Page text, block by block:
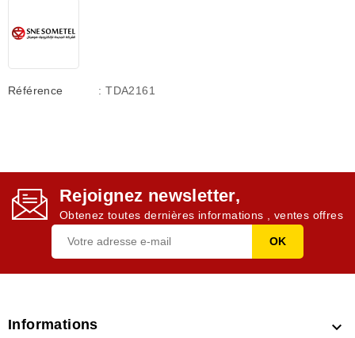
Référence : TDA2161
Rejoignez newsletter,
Obtenez toutes dernières informations , ventes offres
Informations 